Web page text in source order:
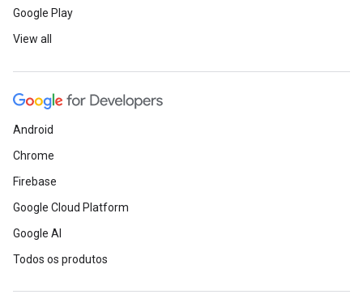
Google Play
View all
Android
Chrome
Firebase
Google Cloud Platform
Google AI
Todos os produtos